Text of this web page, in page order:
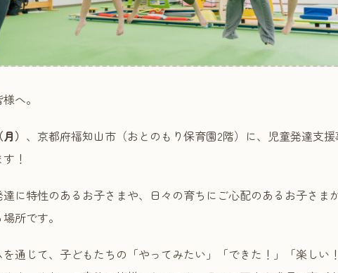
へ。
） 、京都府福知山市（おとのもり保育園2階）に、児童発達支
！
達に特性のあるお子さまや、日々の育ちにご心配のあるお子さま
所です。
通じて、子どもたちの「やってみたい」「できた！」「楽しい